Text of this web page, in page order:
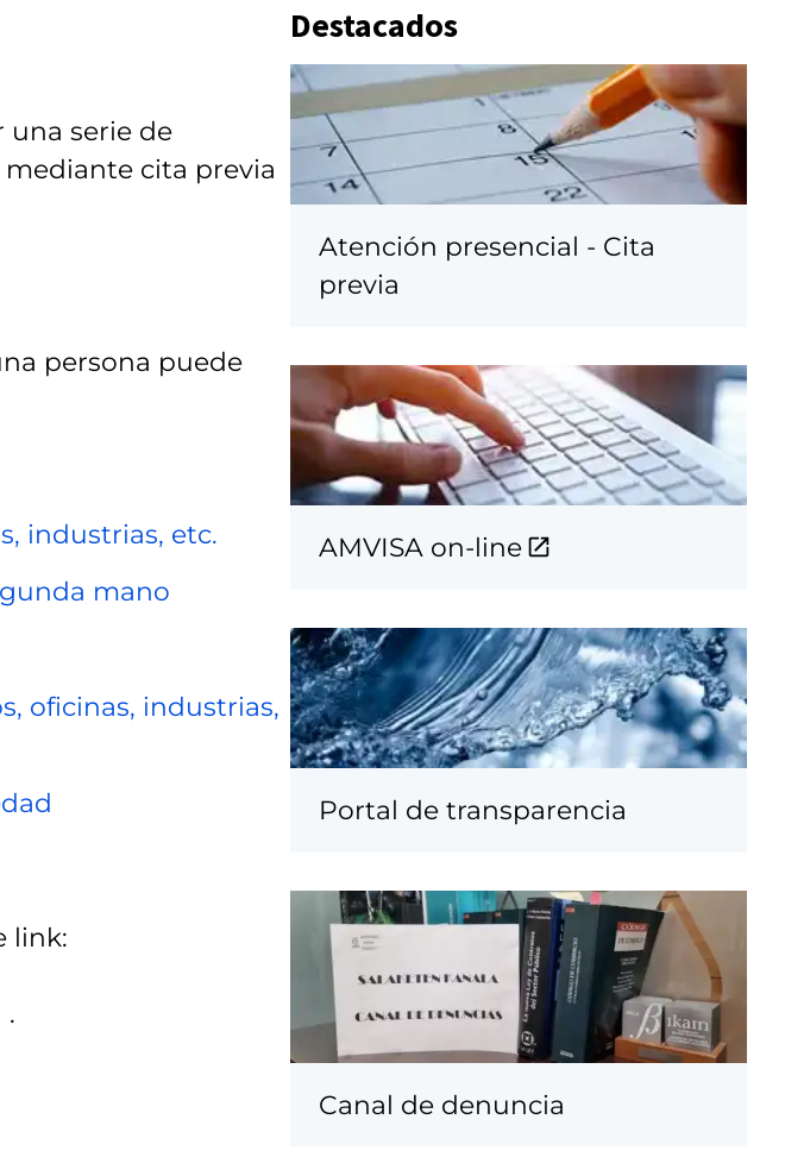
una serie de
cita previa
persona puede
industrias, etc.
mano
oficinas, industrias,
link:
.
Destacados
Atención presencial - Cita
previa
AMVISA on-line
Portal de transparencia
Canal de denuncia